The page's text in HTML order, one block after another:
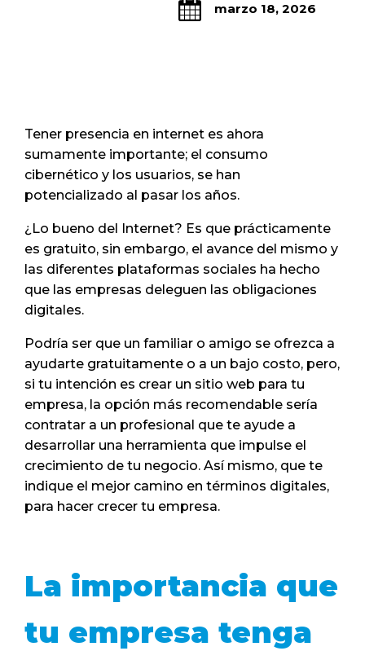
marzo 18, 2026
Tener presencia en internet es ahora
sumamente importante; el consumo
cibernético y los usuarios, se han
potencializado al pasar los años.
¿Lo bueno del Internet? Es que prácticamente
es gratuito, sin embargo, el avance del mismo y
las diferentes plataformas sociales ha hecho
que las empresas deleguen las obligaciones
digitales.
Podría ser que un familiar o amigo se ofrezca a
ayudarte gratuitamente o a un bajo costo, pero,
si tu intención es crear un sitio web para tu
empresa, la opción más recomendable sería
contratar a un profesional que te ayude a
desarrollar una herramienta que impulse el
crecimiento de tu negocio. Así mismo, que te
indique el mejor camino en términos digitales,
para hacer crecer tu empresa.
La importancia que
tu empresa tenga